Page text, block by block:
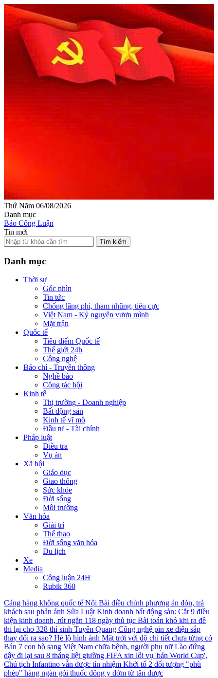
Thứ Năm 06/08/2026
Danh mục
Báo Công Luận
Tin mới
Tìm kiếm
Danh mục
Thời sự
Góc nhìn
Tin tức
Chống lãng phí, tham nhũng, tiêu cực
Việt Nam - Kỷ nguyên vươn mình
Mặt trận
Quốc tế
Tiêu điểm Quốc tế
Thế giới 24h
Công nghệ
Báo chí - Truyền thông
Nghề báo
Công tác hội
Kinh tế
Thị trường - Doanh nghiệp
Bất động sản
Kinh tế vĩ mô
Đầu tư - Tài chính
Pháp luật
Điều tra
Vụ án
Xã hội
Giáo dục
Giao thông
Sức khỏe
Đời sống
Môi trường
Văn hóa
Giải trí
Thể thao
Đời sống văn hóa
Du lịch
Xe
Media
Công luận 24H
Rubik 360
Cảng hàng không quốc tế Nội Bài điều chỉnh phương án đón, trả
khách sau phản ánh Sửa Luật Kinh doanh bất động sản: Cắt 9 điều
kiện kinh doanh, rút ngắn 118 ngày thủ tục Bài toán khó khi ra đề
thi lại cho 328 thí sinh Tuyên Quang Công nghệ pin xe điện sắp
thay đổi ra sao? Hé lộ hình ảnh Mặt trời với độ chi tiết chưa từng có
Bán 7 con bò sang Việt Nam chữa bệnh, người phụ nữ Lào đứng
dậy đi lại sau 8 tháng liệt giường FIFA xin lỗi vụ 'bán World Cup',
Chủ tịch Infantino vẫn được tín nhiệm Khởi tố 2 đối tượng "phù
phép" hàng ngàn gói thuốc đông y dởm từ tân dược